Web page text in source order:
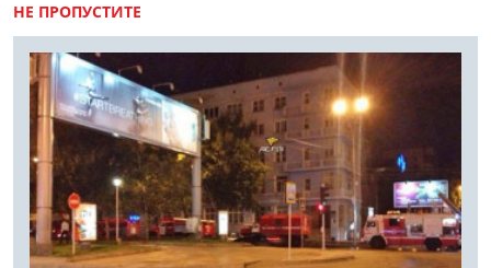
НЕ ПРОПУСТИТЕ